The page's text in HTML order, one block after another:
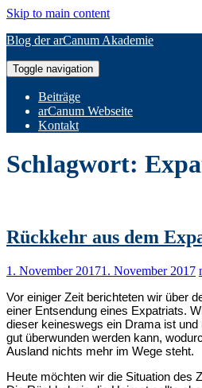
Skip to main content
Blog der arCanum Akademie
Toggle navigation
Beiträge
arCanum Webseite
Kontakt
Schlagwort:
Rückkehr aus dem
1. November 20171. November 2017
Vor einiger Zeit berichteten wir über
einer Entsendung eines Expatriats.
dieser keineswegs ein Drama ist und
gut überwunden werden kann,
Ausland nichts mehr im Wege steht.
Heute möchten wir die Situation des